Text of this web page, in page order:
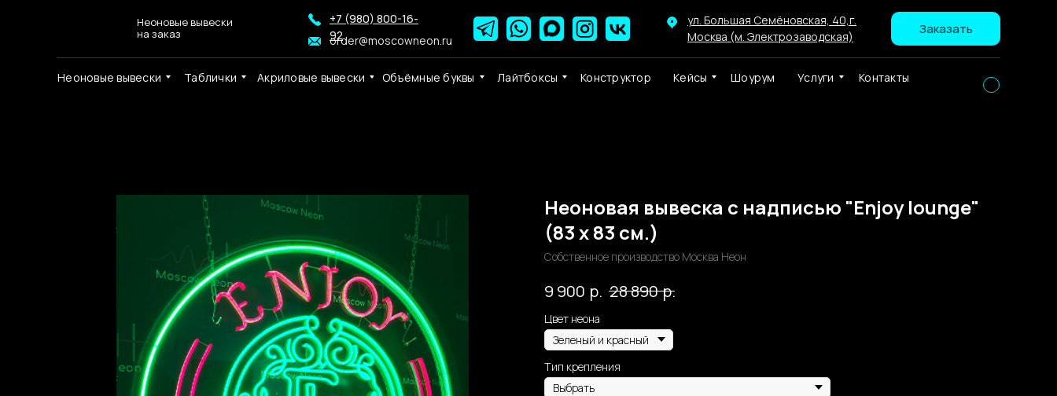
Таблички Акриловые вывески Лайтбоксы Конструктор Кейсы Услуги
Объёмные буквы
Заказать
ул. Большая Семёновская, 40,г.
Москва (м. Электрозаводская)
+7 (980) 800-16-
92
order@moscowneon.ru
Неоновые вывески
на заказ
Контакты
Неоновые вывески Шоурум
Неоновая вывеска с надписью "Enjoy lounge"
(83 х 83 см.)
Собственное производство Москва Неон
9 900 р. 28 890 р.
Цвет неона
Тип крепления